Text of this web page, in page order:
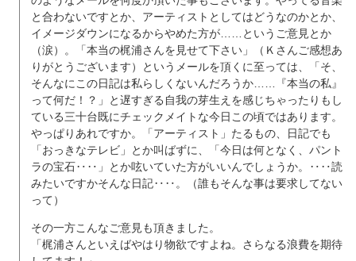
と合わないですとか、アーティストとしてはどうなのかとか、
イメージダウンになるからやめた方が……というご意見とか
（涙）。「本当の梶浦さんを見せて下さい」（Ｋさんご感想あ
りがとうございます）というメールを頂くに至っては、「そ、
そんなにこの日記は私らしくないんだろうか……『本当の私』
って何だ！？」と遅すぎる自我の芽生えを感じちゃったりもし
ている三十台既にチェックメイトな今日この頃ではあります。
やっぱりあれですか。「アーティスト」たるもの、日記でも
「おっきなテレビ」とか叫ばずに、「今日は何となく、パント
ラの宝石‥‥」とか呟いていた方がいいんでしょうか。‥‥読
みたいですかそんな日記‥‥。（誰もそんな事は要求してない
って）
その一方こんなご意見も頂きました。
「梶浦さんといえばやはり物欲ですよね。さらなる浪費を期待